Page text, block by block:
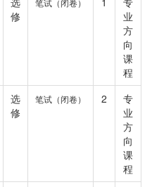
修
笔试（闭卷）
业
方
向
课
程
选
修
笔试（闭卷） 2
专
业
方
向
课
程